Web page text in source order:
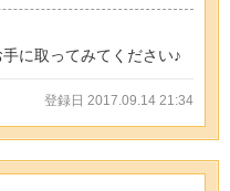
に取ってみてください♪
登録日 2017.09.14 21:34